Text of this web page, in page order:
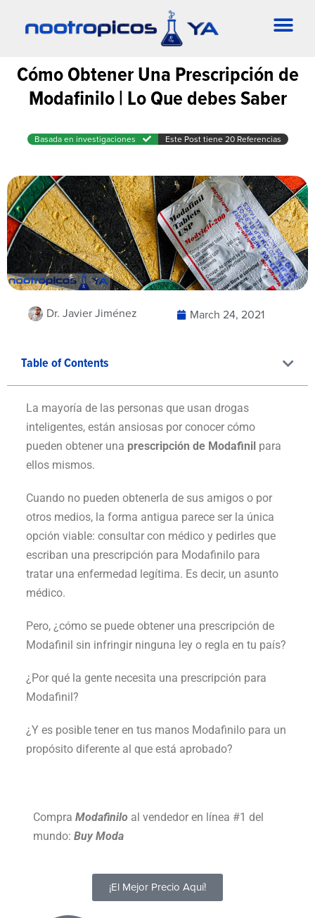
Cómo Obtener Una Prescripción de
Modafinilo | Lo Que debes Saber
Basada en investigaciones Este Post tiene 20 Referencias
Dr. Javier Jiménez March 24, 2021
La mayoría de las personas que usan drogas
inteligentes, están ansiosas por conocer cómo
pueden obtener una prescripción de Modafinil para
ellos mismos.
Cuando no pueden obtenerla de sus amigos o por
otros medios, la forma antigua parece ser la única
opción viable: consultar con médico y pedirles que
escriban una prescripción para Modafinilo para
tratar una enfermedad legítima. Es decir, un asunto
médico.
Pero, ¿cómo se puede obtener una prescripción de
Modafinil sin infringir ninguna ley o regla en tu país?
¿Por qué la gente necesita una prescripción para
Modafinil?
¿Y es posible tener en tus manos Modafinilo para un
propósito diferente al que está aprobado?
Compra Modafinilo al vendedor en línea #1 del
mundo: Buy Moda
¡El Mejor Precio Aquí!
Table of Contents